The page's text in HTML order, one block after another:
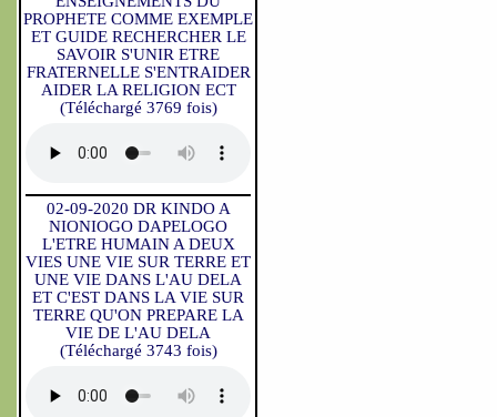
PROPHETE COMME EXEMPLE
ET GUIDE RECHERCHER LE
SAVOIR S'UNIR ETRE
FRATERNELLE S'ENTRAIDER
AIDER LA RELIGION ECT
(Téléchargé 3769 fois)
02-09-2020 DR KINDO A
NIONIOGO DAPELOGO
L'ETRE HUMAIN A DEUX
VIES UNE VIE SUR TERRE ET
UNE VIE DANS L'AU DELA
ET C'EST DANS LA VIE SUR
TERRE QU'ON PREPARE LA
VIE DE L'AU DELA
(Téléchargé 3743 fois)